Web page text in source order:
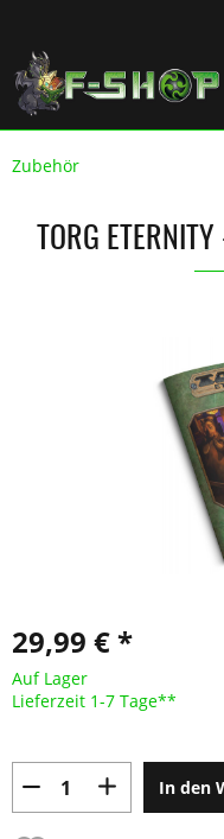
Zubehör
TORG
29,99 € *
Auf Lager
Lieferzeit 1-7 Tage**
In den